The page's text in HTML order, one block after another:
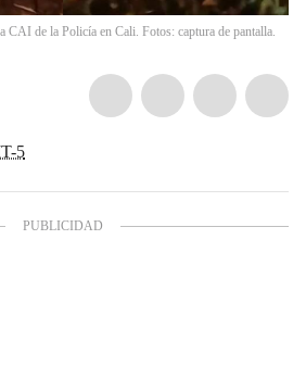
CAI de la Policía en Cali. Fotos: captura de pantalla.
5